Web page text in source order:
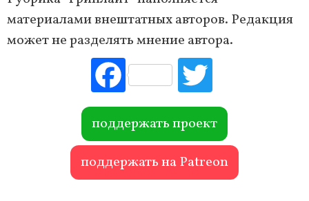
материалами внештатных авторов. Редакция
может не разделять мнение автора.
Fac
ebo
ok r
поддержать проект
поддержать на Patreon